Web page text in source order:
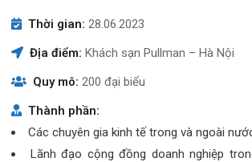
Thời gian: 28.06.2023
Địa điểm: Khách sạn Pullman – Hà Nội
Quy mô: 200 đại biểu
Thành phần:
Các chuyên gia kinh tế trong và ngoài
Lãnh đạo cộng đồng doanh nghiệp